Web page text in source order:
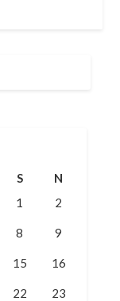
S
N
1
2
8 9
15 16
22 23